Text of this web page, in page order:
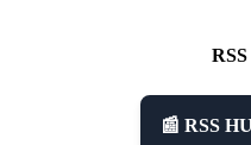
📰 RSS